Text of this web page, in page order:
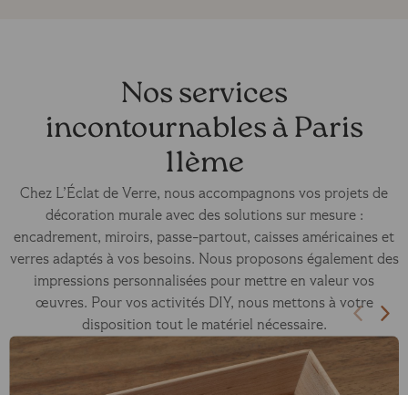
Nos services
incontournables à Paris
11ème
Chez L’Éclat de Verre, nous accompagnons vos projets de
décoration murale avec des solutions sur mesure :
encadrement, miroirs, passe-partout, caisses américaines et
verres adaptés à vos besoins. Nous proposons également des
impressions personnalisées pour mettre en valeur vos
œuvres. Pour vos activités DIY, nous mettons à votre
disposition tout le matériel nécessaire.